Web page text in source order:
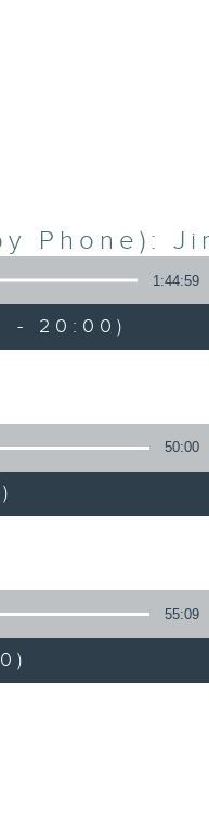
Phone):
1:44:59
- 20:00)
50:00
55:09